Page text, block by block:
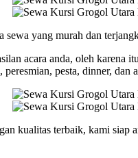
yang murah dan
acara anda, oleh
pesta, dinner, dan
kualitas terbaik, kami